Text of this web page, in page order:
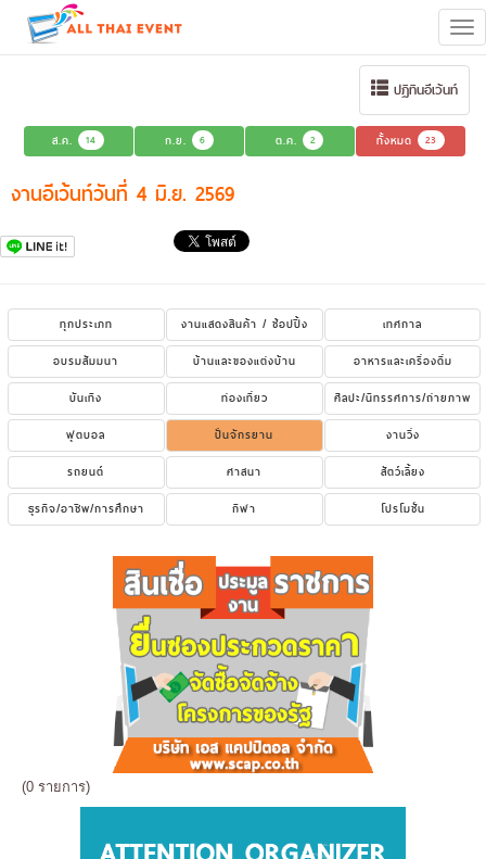
ปฏิทินอีเว้นท์
ส.ค. 14 ก.ย. 6 ต.ค. 2 ทั้งหมด 23
งานอีเว้นท์วันที่ 4 มิ.ย. 2569
ทุกประเภท งานแสดงสินค้า / ช้อปปิ้ง
เทศกาล
อบรมสัมมนา
บ้านและของแต่งบ้าน
อาหารและเครื่องดื่ม
บันเทิง
ท่องเที่ยว
ศิลปะ/นิทรรศการ/ถ่ายภาพ
ฟุตบอล
ปั่นจักรยาน
งานวิ่ง
รถยนต์
ศาสนา
สัตว์เลี้ยง
ธุรกิจ/อาชีพ/การศึกษา
กีฬา โปรโมชั่น
(0 รายการ)